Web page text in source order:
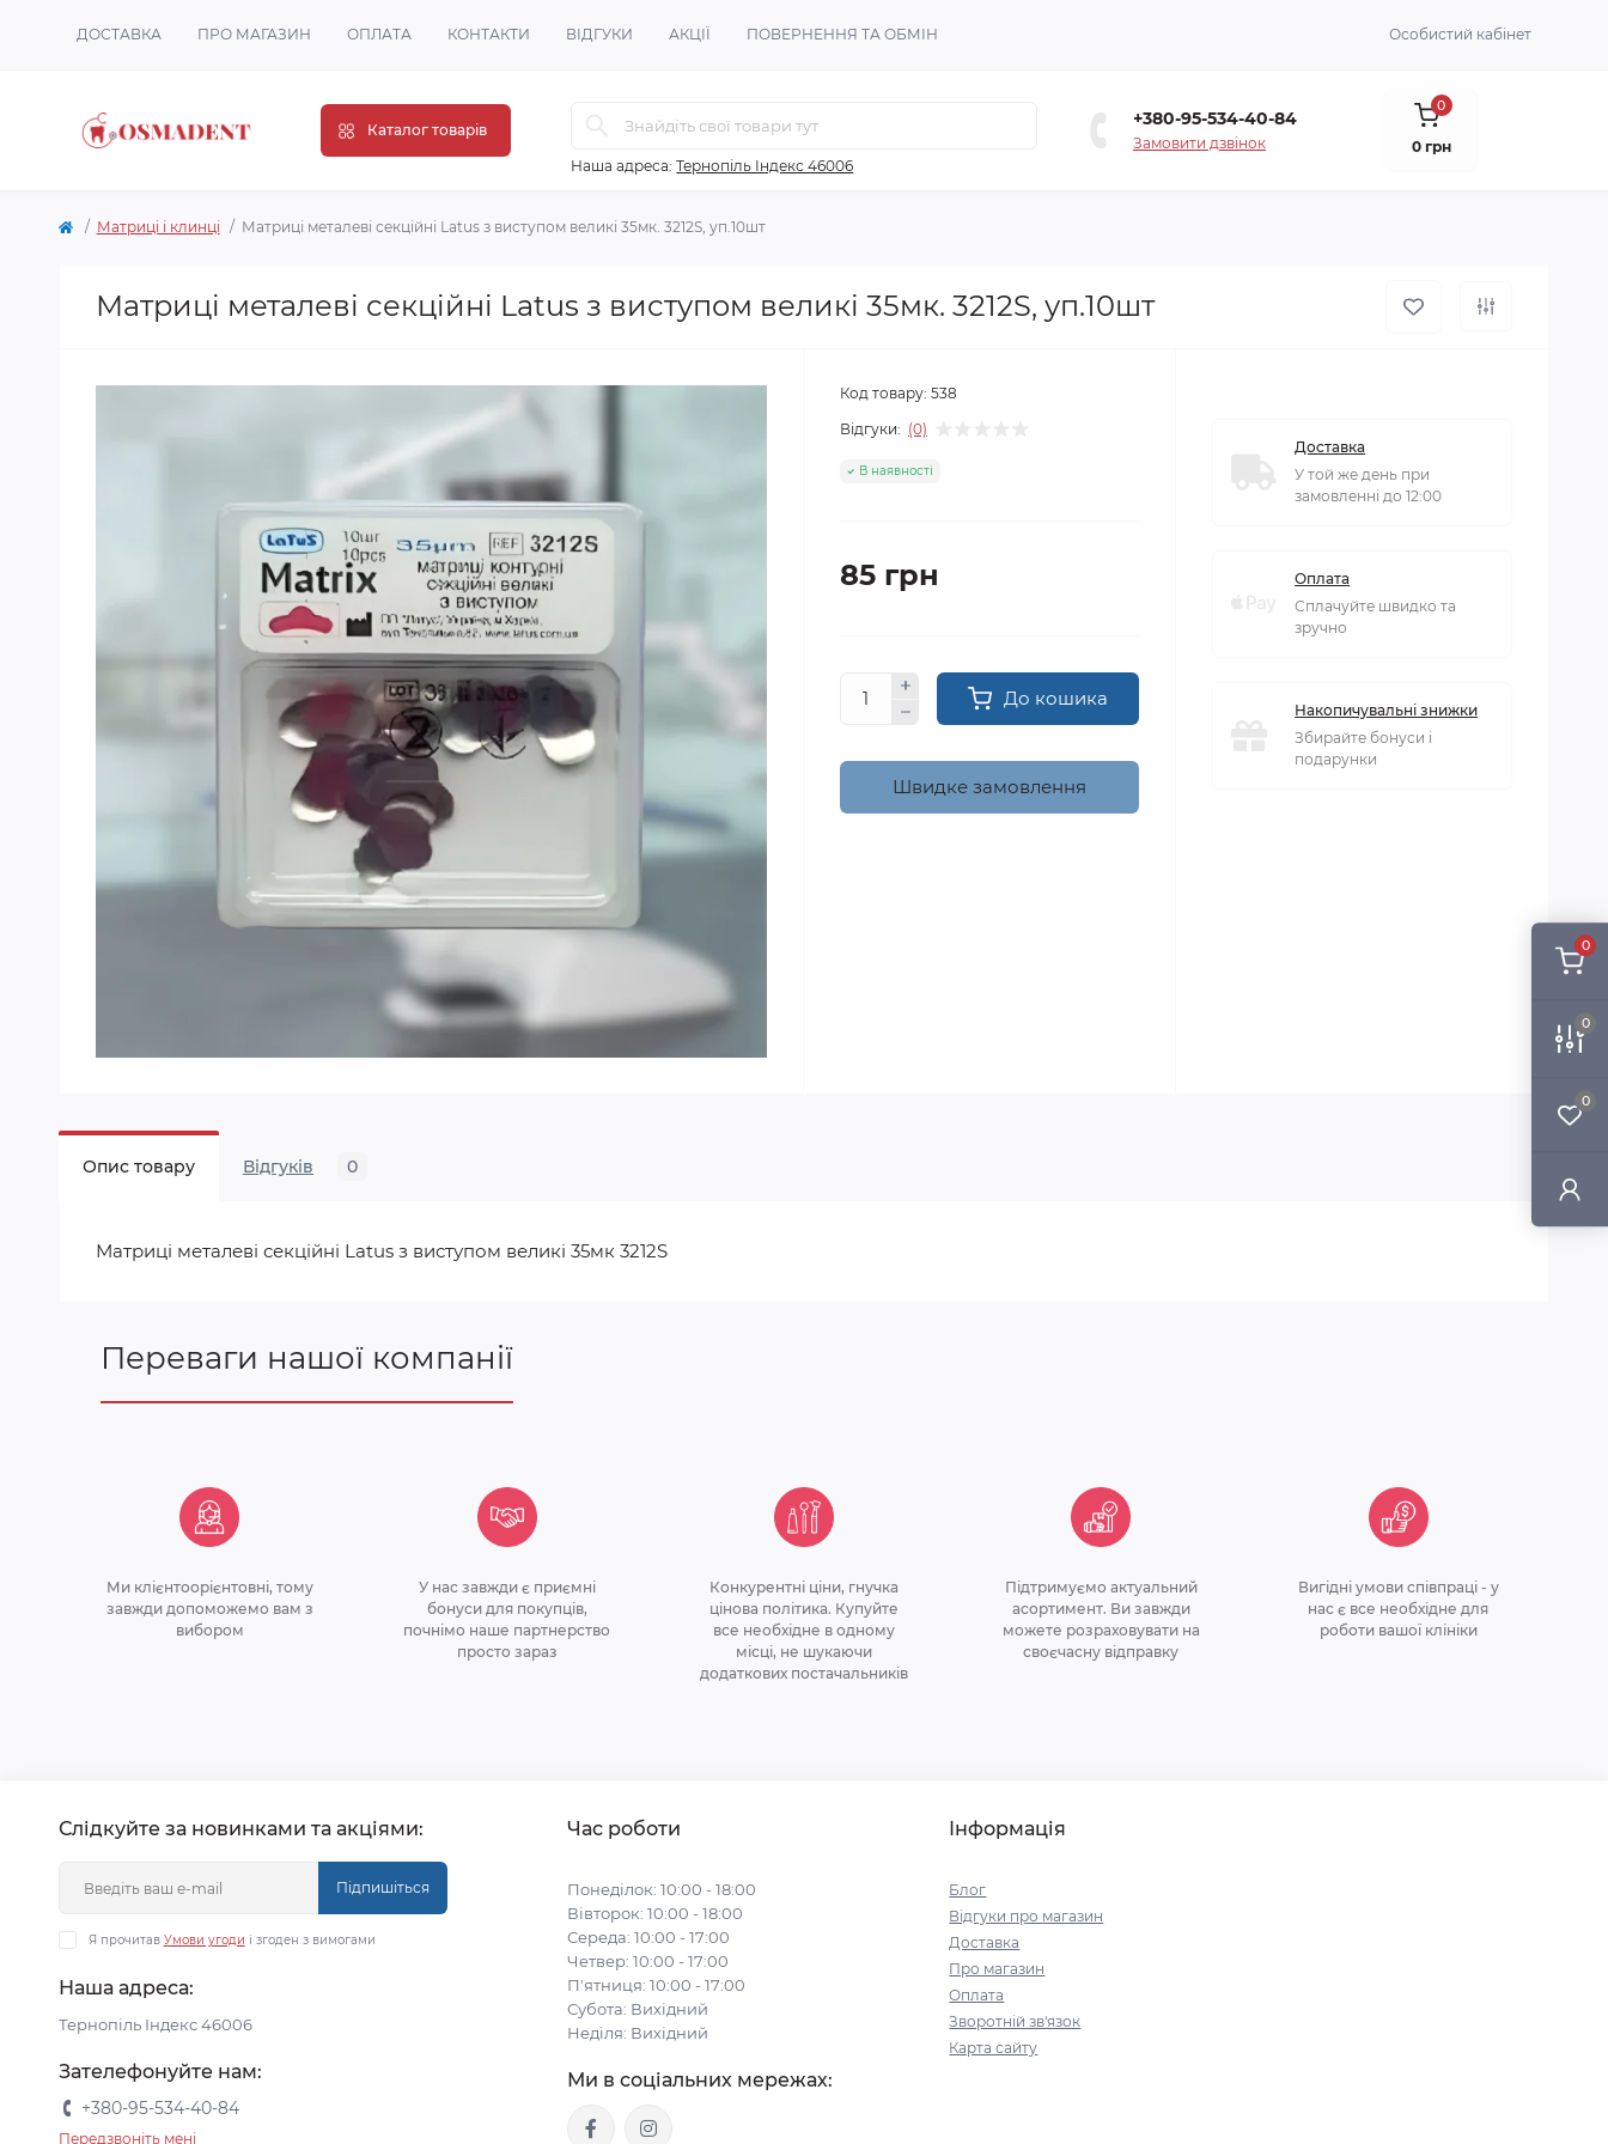
0
0
0
ДОСТАВКА ПРО МАГАЗИН ОПЛАТА КОНТАКТИ ВІДГУКИ АКЦІЇ ПОВЕРНЕННЯ ТА ОБМІН Особистий кабінет
Каталог товарів
Наша адреса: Тернопіль Індекс 46006
+380-95-534-40-84
Замовити дзвінок
0
0 грн
Матриці і клинці Матриці металеві секційні Latus з виступом великі 35мк. 3212S, уп.10шт
Матриці металеві секційні Latus з виступом великі 35мк. 3212S, уп.10шт
Код товару: 538
Відгуки: (0)
В наявності
85 грн
До кошика
Швидке замовлення
Доставка
У той же день при
замовленні до 12:00
Оплата
Сплачуйте швидко та
зручно
Накопичувальні знижки
Збирайте бонуси і
подарунки
Опис товару Відгуків 0
Матриці металеві секційні Latus з виступом великі 35мк 3212S
Переваги нашої компанії
Ми клiєнтоорiєнтовнi, тому
завжди допоможемо вам з
вибором
У нас завжди є приємнi
бонуси для покупцiв,
почнiмо наше партнерство
просто зараз
Конкурентні ціни, гнучка
цінова політикa. Купуйте
все необхідне в одному
місці, не шукаючи
додаткових постачальників
Підтримуємо актуальний
асортимент. Ви завжди
можете розраховувати на
своєчасну відправку
Вигідні умови співпраці - у
нас є все необхідне для
роботи вашої клініки
Слідкуйте за новинками та акціями:
Підпишіться
Я прочитав Умови угоди і згоден з вимогами
Наша адреса:
Тернопіль Індекс 46006
Зателефонуйте нам:
+380-95-534-40-84
Передзвоніть мені
Час роботи
Понеділок: 10:00 - 18:00
Вівторок: 10:00 - 18:00
Середа: 10:00 - 17:00
Четвер: 10:00 - 17:00
П'ятниця: 10:00 - 17:00
Субота: Вихідний
Неділя: Вихідний
Ми в соціальних мережах:
Інформація
Блог
Відгуки про магазин
Доставка
Про магазин
Оплата
Зворотній зв'язок
Карта сайту